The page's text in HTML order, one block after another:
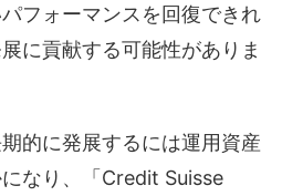
フォーマンスを回復できれ
に貢献する可能性がありま
的に発展するには運用資産
なり、「Credit Suisse